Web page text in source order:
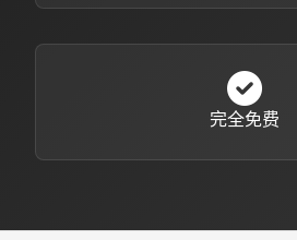
完全免费